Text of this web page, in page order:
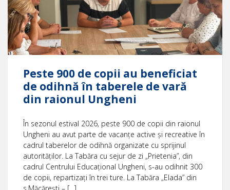
Peste 900 de copii au beneficiat
de odihnă în taberele de vară
din raionul Ungheni
În sezonul estival 2026, peste 900 de copii din raionul
Ungheni au avut parte de vacanțe active și recreative în
cadrul taberelor de odihnă organizate cu sprijinul
autorităților. La Tabăra cu sejur de zi „Prietenia”, din
cadrul Centrului Educațional Ungheni, s-au odihnit 300
de copii, repartizați în trei ture. La Tabăra „Elada” din